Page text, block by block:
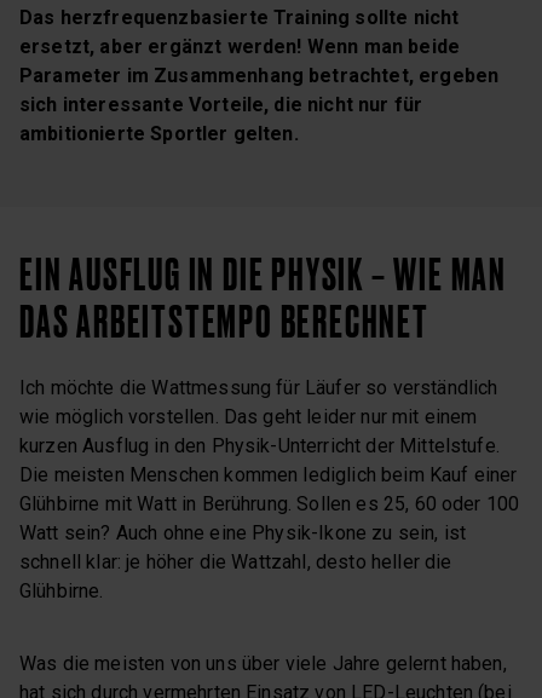
Das herzfrequenzbasierte Training sollte nicht
ersetzt, aber ergänzt werden! Wenn man beide
Parameter im Zusammenhang betrachtet, ergeben
sich interessante Vorteile, die nicht nur für
ambitionierte Sportler gelten.
EIN AUSFLUG IN DIE PHYSIK – WIE MAN
DAS ARBEITSTEMPO BERECHNET
Ich möchte die Wattmessung für Läufer so verständlich
wie möglich vorstellen. Das geht leider nur mit einem
kurzen Ausflug in den Physik-Unterricht der Mittelstufe.
Die meisten Menschen kommen lediglich beim Kauf einer
Glühbirne mit Watt in Berührung. Sollen es 25, 60 oder 100
Watt sein? Auch ohne eine Physik-Ikone zu sein, ist
schnell klar: je höher die Wattzahl, desto heller die
Glühbirne.
Was die meisten von uns über viele Jahre gelernt haben,
hat sich durch vermehrten Einsatz von LED-Leuchten (bei